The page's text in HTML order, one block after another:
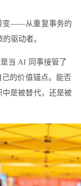
变——从重复事务的
驱动者。
当 AI 同事接管了
的价值锚点。能否
是被替代，还是被